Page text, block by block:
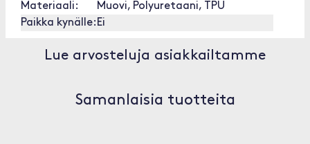
Materiaali:
Muovi, Polyuretaani, TPU
Paikka kynälle: Ei
Lue arvosteluja asiakkailtamme
Samanlaisia tuotteita